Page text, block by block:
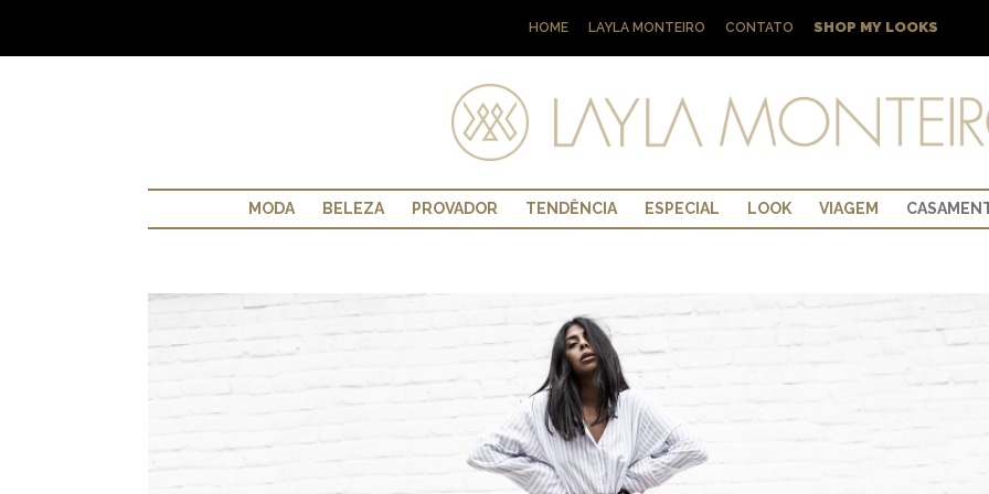
HOME LAYLA MONTEIRO CONTATO SHOP MY LOOKS
MODA BELEZA PROVADOR TENDÊNCIA ESPECIAL LOOK VIAGEM